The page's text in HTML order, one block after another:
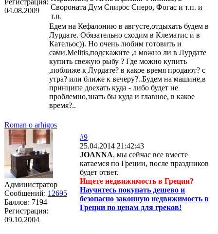
04.08.2009
Свороната Дум Спирос Сперо, Фогас и т.п. и
т.п.
Едем на Кефалонию в августе,отдыхать будем в
Лурдате. Обязательно сходим в Клематис и в
Кательос)). Но очень любим готовить и
сами.Melitis,подскажите ,а можно ли в Лурдате
купить свежую рыбу ? Где можно купить
,поближе к Лурдате? в какое время продают? с
утра? или ближе к вечеру?..Будем на машине,в
принципе доехать куда - либо будет не
проблемно,знать бы куда и главное, в какое
время?..
Roman o arhigos
Администратор
Сообщений: 12695
Баллов: 7194
Регистрация:
09.10.2004
#9
25.04.2014 21:42:43
JOANNA, мы сейчас все вместе
катаемся по Греции, после праздников
будет ответ.
Ищете недвижимость в Греции?
Научитесь покупать дешево и
безопасно законную недвижимость в
Греции по ценам для греков!